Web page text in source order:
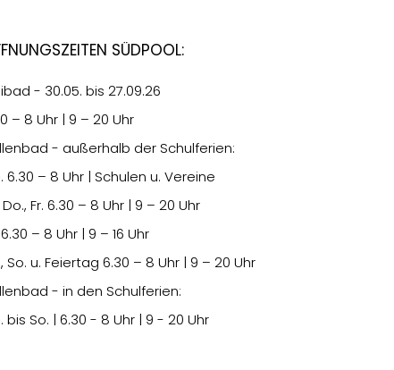
Südpool:
- 30.05. bis 27.09.26
– 8 Uhr | 9 – 20 Uhr
- außerhalb der Schulferien:
6.30 – 8 Uhr | Schulen u. Vereine
Fr. 6.30 – 8 Uhr | 9 – 20 Uhr
6.30 – 8 Uhr | 9 – 16 Uhr
So. u. Feiertag 6.30 – 8 Uhr | 9 – 20 Uhr
- in den Schulferien:
bis So. | 6.30 - 8 Uhr | 9 - 20 Uhr